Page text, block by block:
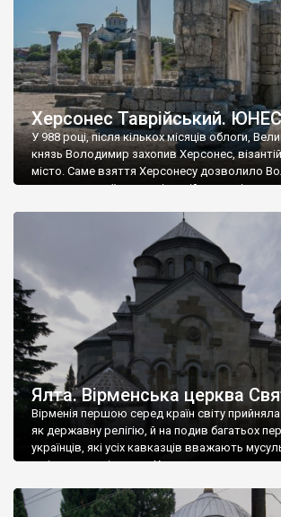
Херсонес Таврійський.
У 988 році, після кількох місяців облоги,
князь Володимир захопив Херсонес,
місто. Саме взяття Херсонесу дозволило
диктувати свої умови візантійському
Херсонесі Володимир-язичник, став
А потім було Хрещення Русі. На честь
Ялта. Вірменська церква
Вірменія першою серед країн світу
як державну релігію, й на подив багатьох
українців, які усіх кавказців вважають
є відданими вірянами Христа